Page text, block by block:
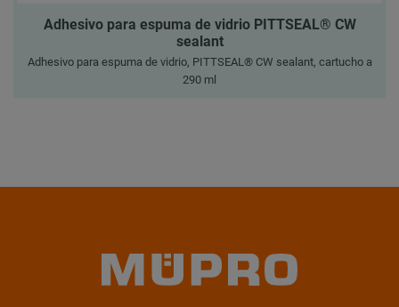
Adhesivo para espuma de vidrio PITTSEAL® CW
sealant
Adhesivo para espuma de vidrio, PITTSEAL® CW sealant, cartucho a
290 ml